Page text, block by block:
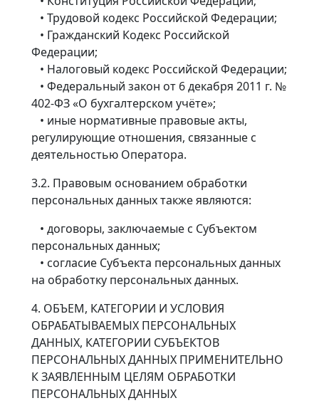
• Трудовой кодекс Российской Федерации;
• Гражданский Кодекс Российской
Федерации;
• Налоговый кодекс Российской Федерации;
• Федеральный закон от 6 декабря 2011 г. №
402-ФЗ «О бухгалтерском учёте»;
• иные нормативные правовые акты,
регулирующие отношения, связанные с
деятельностью Оператора.
3.2. Правовым основанием обработки
персональных данных также являются:
• договоры, заключаемые с Субъектом
персональных данных;
• согласие Субъекта персональных данных
на обработку персональных данных.
4. ОБЪЕМ, КАТЕГОРИИ И УСЛОВИЯ
ОБРАБАТЫВАЕМЫХ ПЕРСОНАЛЬНЫХ
ДАННЫХ, КАТЕГОРИИ СУБЪЕКТОВ
ПЕРСОНАЛЬНЫХ ДАННЫХ ПРИМЕНИТЕЛЬНО
К ЗАЯВЛЕННЫМ ЦЕЛЯМ ОБРАБОТКИ
ПЕРСОНАЛЬНЫХ ДАННЫХ